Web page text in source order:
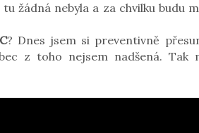
tu žádná nebyla a za chvilku budu
? Dnes jsem si preventivně
z toho nejsem nadšená. Tak